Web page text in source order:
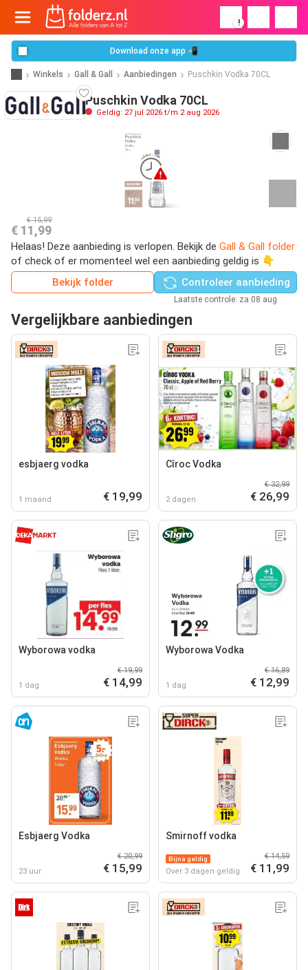
!
Download onze app 📲
Winkels Gall & Gall Aanbiedingen Puschkin Vodka 70CL
Puschkin Vodka 70CL
Geldig: 27 jul 2026 t/m 2 aug 2026
€ 15,99
€ 11,99
Helaas! Deze aanbieding is verlopen. Bekijk de Gall & Gall folder
of check of er momenteel wel een aanbieding geldig is 👇
Bekijk folder
Controleer aanbieding
Laatste controle: za 08 aug
Vergelijkbare aanbiedingen
esbjaerg vodka
1 maand € 19,99
Cîroc Vodka
2 dagen
€ 32,99
€ 26,99
Wyborowa vodka
1 dag
€ 19,99
€ 14,99
Wyborowa Vodka
1 dag
€ 16,89
€ 12,99
Esbjaerg Vodka
23 uur
€ 20,99
€ 15,99
Smirnoff vodka
Bijna geldig
Over 3 dagen geldig
€ 14,59
€ 11,99